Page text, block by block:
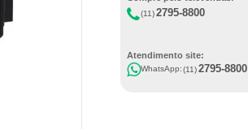
(11) 2795-8800
Atendimento site:
WhatsApp:(11) 2795-8800